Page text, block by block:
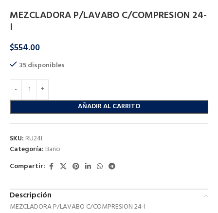
MEZCLADORA P/LAVABO C/COMPRESION 24-
I
$554.00
35 disponibles
AÑADIR AL CARRITO
SKU: RU24I
Categoría: Baño
Compartir:
Descripción
MEZCLADORA P/LAVABO C/COMPRESION 24-I